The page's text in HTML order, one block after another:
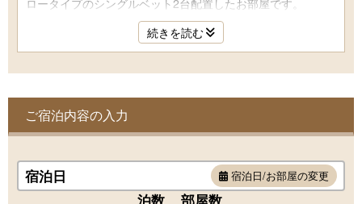
ロータイプのシングルベット2台配置したお部屋です。
・和洋室、ローベット、洗面
液晶TV 加湿機能付空気清浄機 ネスレコーヒーマシン 空
スキンケアセット サムエウェア ミネラルウォーター 厳
選静岡ぐり茶 果汁100％ドリンク 他
続きを読む
ご宿泊内容の入力
宿泊日 宿泊日/お部屋の変更